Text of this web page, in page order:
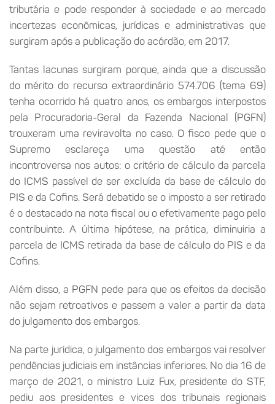
tributária e pode responder à sociedade e ao mercado
incertezas econômicas, jurídicas e administrativas que
surgiram após a publicação do acórdão, em 2017.
Tantas lacunas surgiram porque, ainda que a discussão
do mérito do recurso extraordinário 574.706 (tema 69)
tenha ocorrido há quatro anos, os embargos interpostos
pela Procuradoria-Geral da Fazenda Nacional (PGFN)
trouxeram uma reviravolta no caso. O fisco pede que o
Supremo esclareça uma questão até então
incontroversa nos autos: o critério de cálculo da parcela
do ICMS passível de ser excluída da base de cálculo do
PIS e da Cofins. Será debatido se o imposto a ser retirado
é o destacado na nota fiscal ou o efetivamente pago pelo
contribuinte. A última hipótese, na prática, diminuiria a
parcela de ICMS retirada da base de cálculo do PIS e da
Cofins.
Além disso, a PGFN pede para que os efeitos da decisão
não sejam retroativos e passem a valer a partir da data
do julgamento dos embargos.
Na parte jurídica, o julgamento dos embargos vai resolver
pendências judiciais em instâncias inferiores. No dia 16 de
março de 2021, o ministro Luiz Fux, presidente do STF,
pediu aos presidentes e vices dos tribunais regionais